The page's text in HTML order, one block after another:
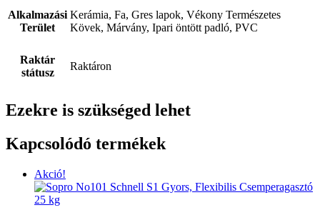
Alkalmazási
Terület
Kerámia, Fa, Gres lapok, Vékony Természetes
Kövek, Márvány, Ipari öntött padló, PVC
Raktár
státusz
Raktáron
Ezekre is szükséged lehet
Kapcsolódó termékek
Akció!